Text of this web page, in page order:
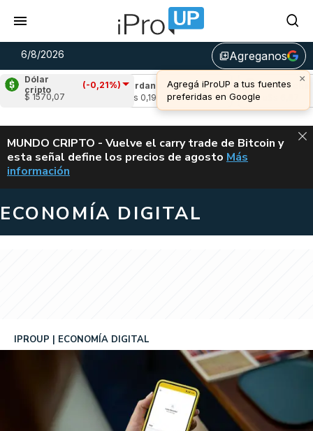
6/8/2026 library_addAgreganos
Dólar
cripto
(-0,21%)
$ 1570,07
Cardano (-0,98%)
Avalanche
u$s 6,67
ALERTA
MUNDO CRIPTO - Vuelve el carry trade de Bitcoin y
esta señal define los precios de agosto VUELVE EL
Más
información
ECONOMÍA DIGITAL
IPROUP ECONOMÍA DIGITAL